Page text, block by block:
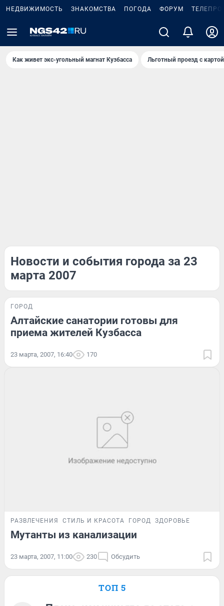
НЕДВИЖИМОСТЬ ЗНАКОМСТВА ПОГОДА ФОРУМ
Как живет экс-угольный магнат Кузбасса Льготный проезд с
Новости и события города за 23
марта 2007
ГОРОД
Алтайские санатории готовы для
приема жителей Кузбасса
23 марта, 2007, 16:40 170
РАЗВЛЕЧЕНИЯ СТИЛЬ И КРАСОТА ГОРОД ЗДОРОВЬЕ
Мутанты из канализации
23 марта, 2007, 11:00 230 Обсудить
ТОП 5